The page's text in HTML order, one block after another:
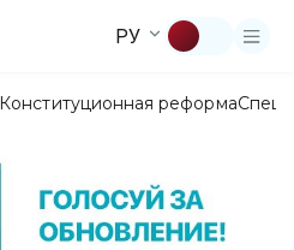
РУ
Конституционная реформа